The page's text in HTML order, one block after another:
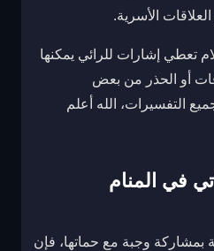
الأسرية.
تعطي إشارات للرائي يمكنها
أو الحذر من بعض
التفسيرات، الله أعلم
في المنام
بمشاركة وجبة مع حماتها، فإن